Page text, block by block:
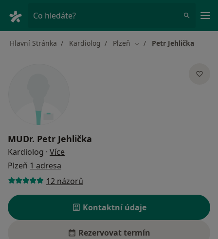
Co hledáte?
Hlavní Stránka Kardiolog Plzeň Změna města
Petr Jehlička
MUDr. Petr Jehlička
Kardiolog · Více
Plzeň 1 adresa
12 názorů
Kontaktní údaje
Rezervovat termín